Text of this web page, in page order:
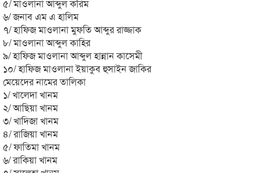
৫/ মাওলানা আব্দুল করিম
৬/ জনাব এম এ হালিম
৭/ হাফিজ মাওলানা মুফতি আব্দুর রাজ্জাক
৮/ মাওলানা আব্দুল কাহির
৯/ হাফিজ মাওলানা আব্দুল হান্নান কাসেমী
১০/ হাফিজ মাওলানা ইয়াকুব হুসাইন জাকির
মেয়েদের নামের তালিকা
১/ খালেদা খানম
২/ আছিয়া খানম
৩/ খাদিজা খানম
৪/ রাজিয়া খানম
৫/ ফাতিমা খানম
৬/ রাকিয়া খানম